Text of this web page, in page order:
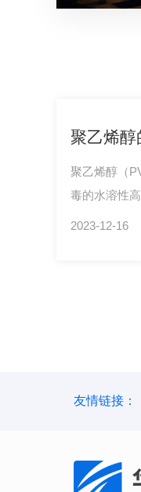
聚乙烯醇
聚乙烯醇（
毒的水溶性
多醇基，具
2023-12-16
友情链接：